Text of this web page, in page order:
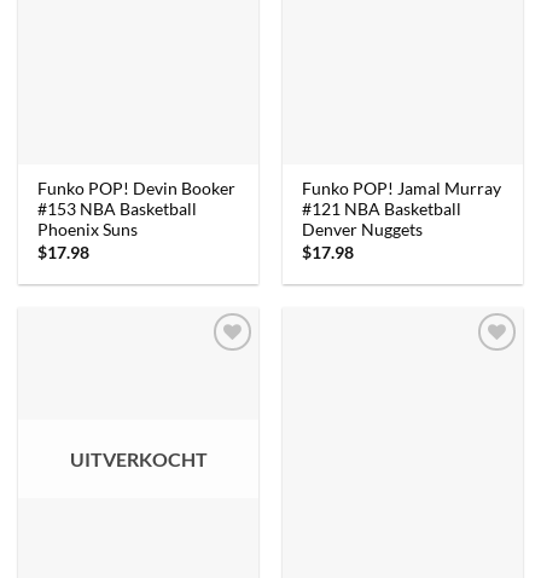
Funko POP! Devin Booker
#153 NBA Basketball
Phoenix Suns
$17.98
Funko POP! Jamal Murray
#121 NBA Basketball
Denver Nuggets
$17.98
UITVERKOCHT